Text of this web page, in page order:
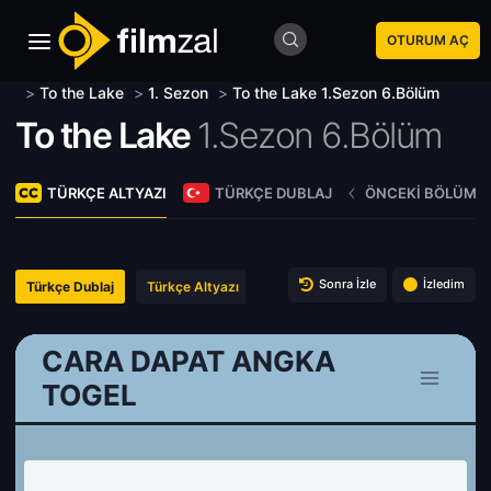
OTURUM AÇ
> To the Lake > 1. Sezon > To the Lake 1.Sezon 6.Bölüm
To the Lake 1.Sezon 6.Bölüm
TÜRKÇE ALTYAZI TÜRKÇE DUBLAJ ÖNCEKI BÖLÜM
Türkçe Dublaj Türkçe Altyazı Sonra İzle İzledim